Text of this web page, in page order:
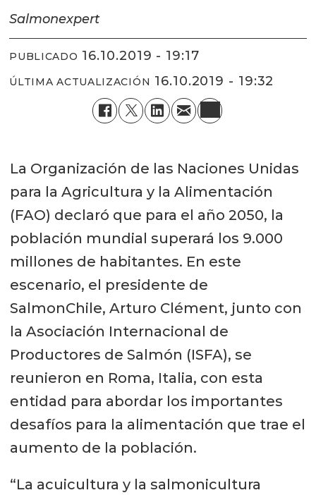
Salmonexpert
PUBLICADO 16.10.2019 - 19:17
ÚLTIMA ACTUALIZACIÓN 16.10.2019 - 19:32
La Organización de las Naciones Unidas
para la Agricultura y la Alimentación
(FAO) declaró que para el año 2050, la
población mundial superará los 9.000
millones de habitantes. En este
escenario, el presidente de
SalmonChile, Arturo Clément, junto con
la Asociación Internacional de
Productores de Salmón (ISFA), se
reunieron en Roma, Italia, con esta
entidad para abordar los importantes
desafíos para la alimentación que trae el
aumento de la población.
“La acuicultura y la salmonicultura